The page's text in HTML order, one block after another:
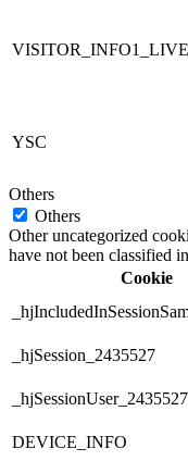
VISITOR_INFO1_LIVE
YSC
Others
Others
Other uncategorized
have not been classified
Cookie
_hjSession_2435527
_hjSessionUser_2435527
DEVICE_INFO